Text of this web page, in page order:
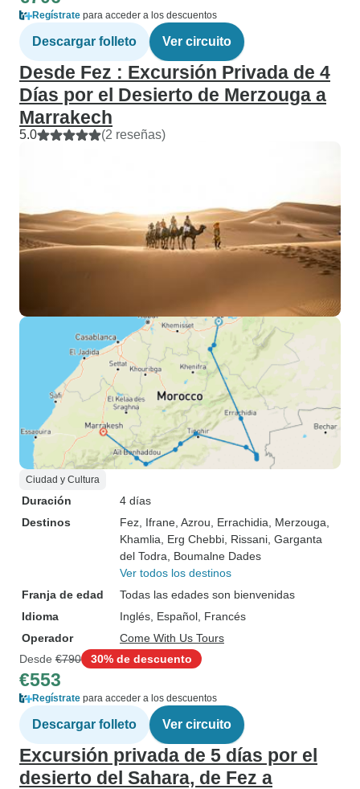
Regístrate para acceder a los descuentos
Descargar folleto Ver circuito
Desde Fez : Excursión Privada de 4
Días por el Desierto de Merzouga a
Marrakech
5.0 (2 reseñas)
Ciudad y Cultura
Duración
4 días
Destinos
Fez , Ifrane , Azrou , Errachidia , Merzouga
Khamlia , Erg Chebbi , Rissani , Garganta
del Todra , Boumalne Dades
Ver todos los destinos
Franja de edad
Todas las edades son bienvenidas
Idioma
Inglés, Español, Francés
Operador
Come With Us Tours
Desde €790 30% de descuento
€553
Regístrate para acceder a los descuentos
Descargar folleto Ver circuito
Excursión privada de 5 días por el
desierto del Sahara, de Fez a